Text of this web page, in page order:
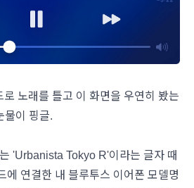
노래를 틀고 이 화면을 우연히 봤는
물이 핑글.
'Urbanista Tokyo R'이라는 글자 때
에 연결한 내 블루투스 이어폰 모델명